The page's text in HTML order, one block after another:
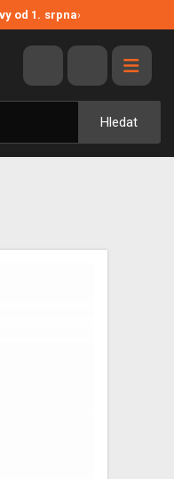
od 1. srpna›
Hledat